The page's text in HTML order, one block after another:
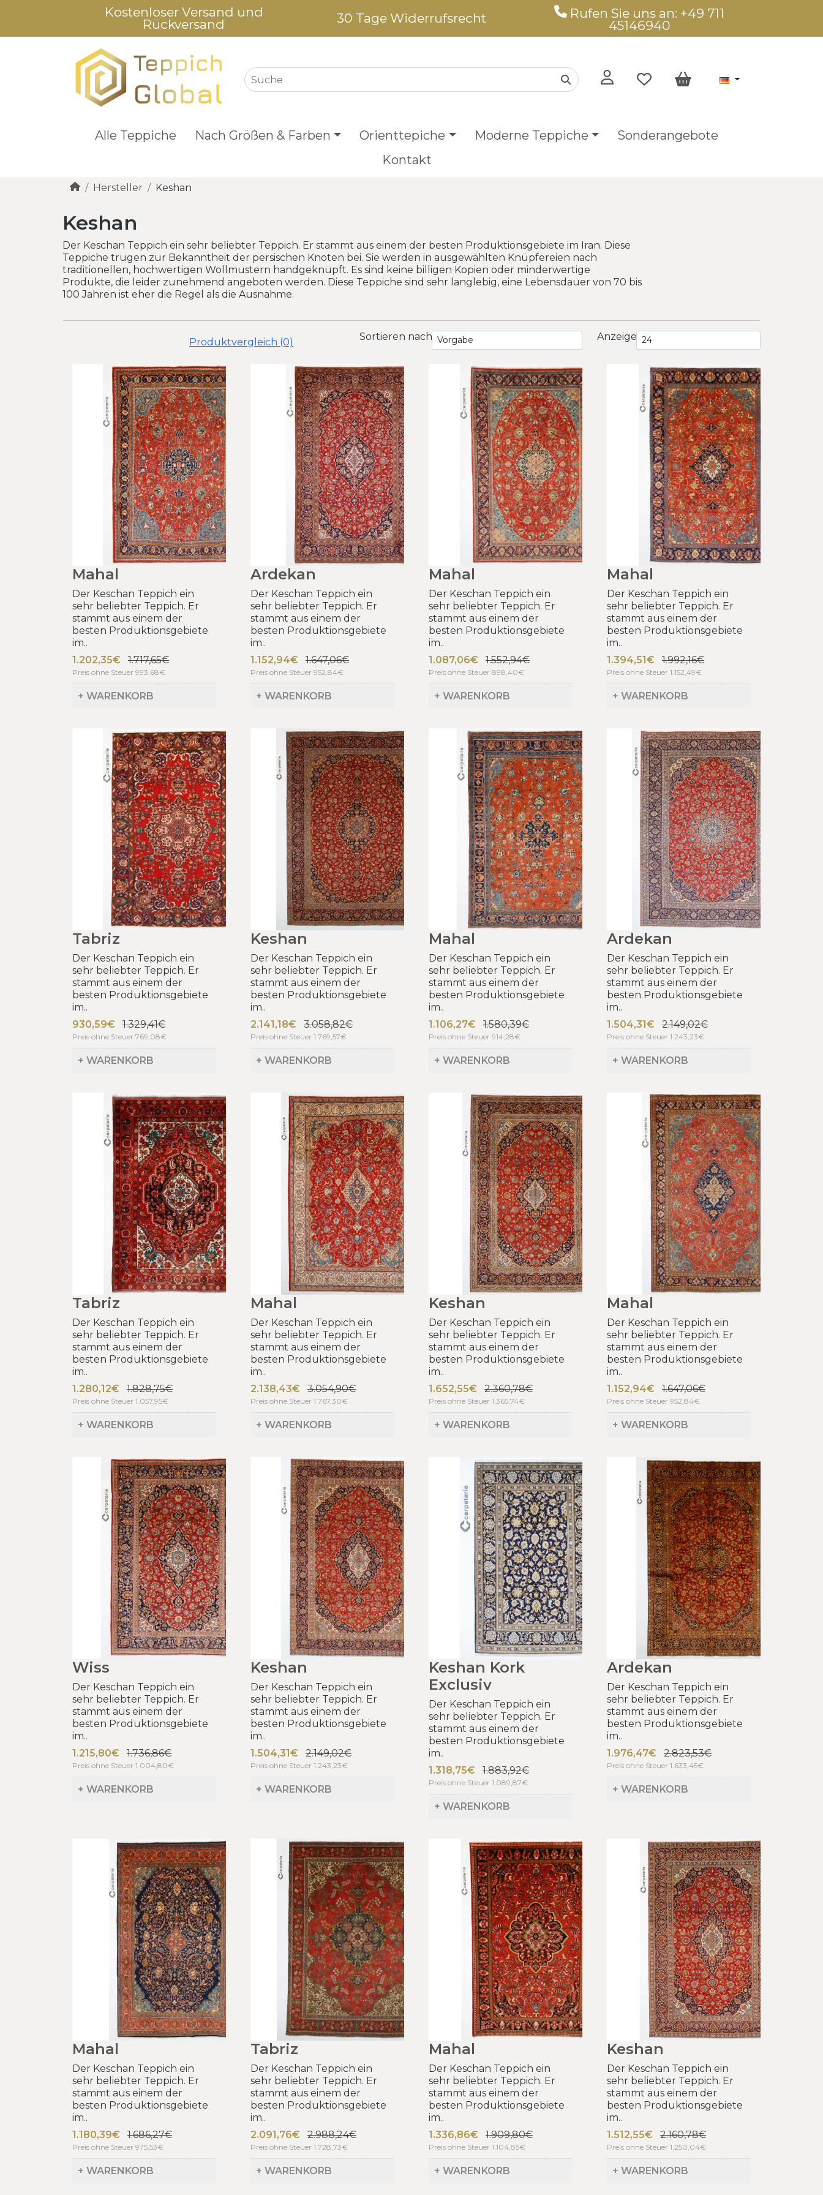
Kostenloser Versand und
Rückversand
30 Tage Widerrufsrecht
Rufen Sie uns an: +49 711
45146940
Alle Teppiche Nach Größen & Farben Orienttepiche Moderne Teppiche
Sonderangebote
Kontakt
Hersteller Keshan
Keshan
Der Keschan Teppich ein sehr beliebter Teppich. Er stammt aus einem der besten Produktionsgebiete im Iran. Diese
Teppiche trugen zur Bekanntheit der persischen Knoten bei. Sie werden in ausgewählten Knüpfereien nach
traditionellen, hochwertigen Wollmustern handgeknüpft. Es sind keine billigen Kopien oder minderwertige
Produkte, die leider zunehmend angeboten werden. Diese Teppiche sind sehr langlebig, eine Lebensdauer von 70 bis
100 Jahren ist eher die Regel als die Ausnahme.
Produktvergleich (0) Sortieren nach Anzeige
Mahal
Der Keschan Teppich ein
sehr beliebter Teppich. Er
stammt aus einem der
besten Produktionsgebiete
im..
1.202,35€
1.717,65€
Preis ohne Steuer 993,68€
+ WARENKORB
Ardekan
Der Keschan Teppich ein
sehr beliebter Teppich. Er
stammt aus einem der
besten Produktionsgebiete
im..
1.152,94€
1.647,06€
Preis ohne Steuer 952,84€
+ WARENKORB
Mahal
Der Keschan Teppich ein
sehr beliebter Teppich. Er
stammt aus einem der
besten Produktionsgebiete
im..
1.087,06€
1.552,94€
Preis ohne Steuer 898,40€
+ WARENKORB
Mahal
Der Keschan Teppich ein
sehr beliebter Teppich. Er
stammt aus einem der
besten Produktionsgebiete
im..
1.394,51€
1.992,16€
Preis ohne Steuer 1.152,49€
+ WARENKORB
Tabriz
Der Keschan Teppich ein
sehr beliebter Teppich. Er
stammt aus einem der
besten Produktionsgebiete
im..
930,59€
1.329,41€
Preis ohne Steuer 769,08€
+ WARENKORB
Keshan
Der Keschan Teppich ein
sehr beliebter Teppich. Er
stammt aus einem der
besten Produktionsgebiete
im..
2.141,18€
3.058,82€
Preis ohne Steuer 1.769,57€
+ WARENKORB
Mahal
Der Keschan Teppich ein
sehr beliebter Teppich. Er
stammt aus einem der
besten Produktionsgebiete
im..
1.106,27€
1.580,39€
Preis ohne Steuer 914,28€
+ WARENKORB
Ardekan
Der Keschan Teppich ein
sehr beliebter Teppich. Er
stammt aus einem der
besten Produktionsgebiete
im..
1.504,31€
2.149,02€
Preis ohne Steuer 1.243,23€
+ WARENKORB
Tabriz
Der Keschan Teppich ein
sehr beliebter Teppich. Er
stammt aus einem der
besten Produktionsgebiete
im..
1.280,12€
1.828,75€
Preis ohne Steuer 1.057,95€
+ WARENKORB
Mahal
Der Keschan Teppich ein
sehr beliebter Teppich. Er
stammt aus einem der
besten Produktionsgebiete
im..
2.138,43€
3.054,90€
Preis ohne Steuer 1.767,30€
+ WARENKORB
Keshan
Der Keschan Teppich ein
sehr beliebter Teppich. Er
stammt aus einem der
besten Produktionsgebiete
im..
1.652,55€
2.360,78€
Preis ohne Steuer 1.365,74€
+ WARENKORB
Mahal
Der Keschan Teppich ein
sehr beliebter Teppich. Er
stammt aus einem der
besten Produktionsgebiete
im..
1.152,94€
1.647,06€
Preis ohne Steuer 952,84€
+ WARENKORB
Wiss
Der Keschan Teppich ein
sehr beliebter Teppich. Er
stammt aus einem der
besten Produktionsgebiete
im..
1.215,80€
1.736,86€
Preis ohne Steuer 1.004,80€
+ WARENKORB
Keshan
Der Keschan Teppich ein
sehr beliebter Teppich. Er
stammt aus einem der
besten Produktionsgebiete
im..
1.504,31€
2.149,02€
Preis ohne Steuer 1.243,23€
+ WARENKORB
Keshan Kork
Exclusiv
Der Keschan Teppich ein
sehr beliebter Teppich. Er
stammt aus einem der
besten Produktionsgebiete
im..
1.318,75€
1.883,92€
Preis ohne Steuer 1.089,87€
+ WARENKORB
Ardekan
Der Keschan Teppich ein
sehr beliebter Teppich. Er
stammt aus einem der
besten Produktionsgebiete
im..
1.976,47€
2.823,53€
Preis ohne Steuer 1.633,45€
+ WARENKORB
Mahal
Der Keschan Teppich ein
sehr beliebter Teppich. Er
stammt aus einem der
besten Produktionsgebiete
im..
1.180,39€
1.686,27€
Preis ohne Steuer 975,53€
+ WARENKORB
Tabriz
Der Keschan Teppich ein
sehr beliebter Teppich. Er
stammt aus einem der
besten Produktionsgebiete
im..
2.091,76€
2.988,24€
Preis ohne Steuer 1.728,73€
+ WARENKORB
Mahal
Der Keschan Teppich ein
sehr beliebter Teppich. Er
stammt aus einem der
besten Produktionsgebiete
im..
1.336,86€
1.909,80€
Preis ohne Steuer 1.104,85€
+ WARENKORB
Keshan
Der Keschan Teppich ein
sehr beliebter Teppich. Er
stammt aus einem der
besten Produktionsgebiete
im..
1.512,55€
2.160,78€
Preis ohne Steuer 1.250,04€
+ WARENKORB